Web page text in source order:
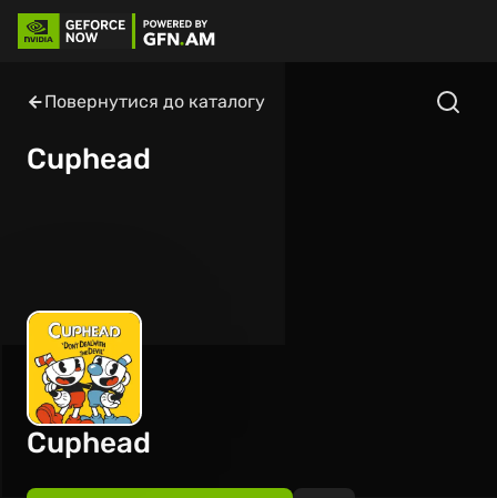
Повернутися до каталогу
Cuphead
Cuphead